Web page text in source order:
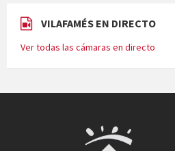
VILAFAMÉS EN DIRECTO
Ver todas las cámaras en directo